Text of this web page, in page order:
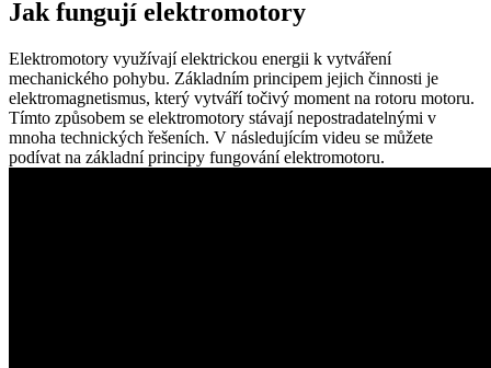
Jak fungují elektromotory
Elektromotory využívají elektrickou energii k vytváření
mechanického pohybu. Základním principem jejich činnosti je
elektromagnetismus, který vytváří točivý moment na rotoru motoru.
Tímto způsobem se elektromotory stávají nepostradatelnými v
mnoha technických řešeních. V následujícím videu se můžete
podívat na základní principy fungování elektromotoru.